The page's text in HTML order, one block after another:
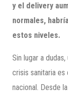
y el delivery
normales,
estos niveles.
Sin lugar a
crisis sanitaria
nacional. Desde